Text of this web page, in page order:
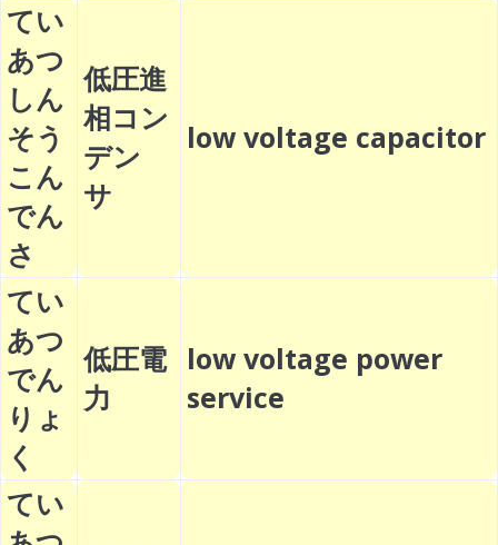
てい
あつ
しん
そう
こん
でん
さ
低圧進
相コン
デン
サ
low voltage capacitor
てい
あつ
でん
りょ
く
低圧電
力
low voltage power
service
てい